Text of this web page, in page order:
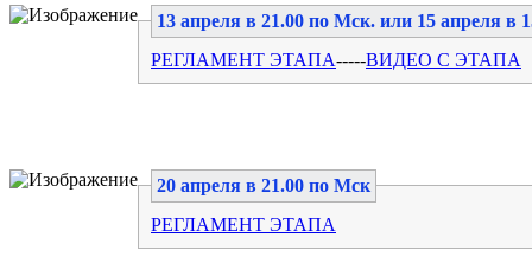
13 апреля в 21.00 по Мск. или 15 апреля в
РЕГЛАМЕНТ ЭТАПА-----ВИДЕО С ЭТАПА
20 апреля в 21.00 по Мск
РЕГЛАМЕНТ ЭТАПА